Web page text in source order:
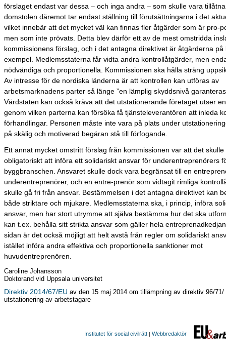
förslaget endast var dessa – och inga andra – som skulle vara
domstolen däremot tar endast ställning till förutsättningarna i det
vilket innebär att det mycket väl kan finnas fler åtgärder som är pro-
men som inte prövats. Detta blev därför ett av de mest omstridda
kommissionens förslag, och i det antagna direktivet är åtgärderna på
exempel. Medlemsstaterna får vidta andra kontrollåtgärder, men
nödvändiga och proportionella. Kommissionen ska hålla sträng
Av intresse för de nordiska länderna är att kontrollen kan utföras av
arbetsmarknadens parter så länge ”en lämplig skyddsnivå
Värdstaten kan också kräva att det utstationerande företaget utser
genom vilken parterna kan försöka få tjänsteleverantören att inleda
förhandlingar. Personen måste inte vara på plats under
på skälig och motiverad begäran stå till förfogande.
Ett annat mycket omstritt förslag från kommissionen var att det skulle
obligatoriskt att införa ett solidariskt ansvar för underentreprenörers
byggbranschen. Ansvaret skulle dock vara begränsat till en
underentreprenörer, och en entre-prenör som vidtagit rimliga
skulle gå fri från ansvar. Bestämmelsen i det antagna direktivet kan
både striktare och mjukare. Medlemsstaterna ska, i princip, införa
ansvar, men har stort utrymme att själva bestämma hur det ska
kan t.ex. behålla sitt strikta ansvar som gäller hela
sidan är det också möjligt att helt avstå från regler om solidariskt
istället införa andra effektiva och proportionella sanktioner mot
huvudentreprenören.
Caroline Johansson
Doktorand vid Uppsala universitet
Direktiv 2014/67/EU av den 15 maj 2014 om tillämpning av direktiv 96/71/
utstationering av arbetstagare
Institutet för social civilrätt | Webbredaktör